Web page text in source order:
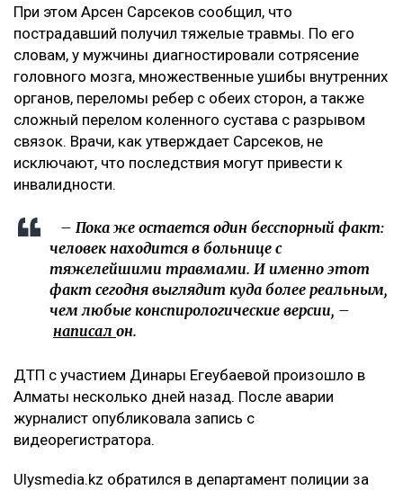
При этом Арсен Сарсеков сообщил, что
пострадавший получил тяжелые травмы. По его
словам, у мужчины диагностировали сотрясение
головного мозга, множественные ушибы внутренних
органов, переломы ребер с обеих сторон, а также
сложный перелом коленного сустава с разрывом
связок. Врачи, как утверждает Сарсеков, не
исключают, что последствия могут привести к
инвалидности.
– Пока же остается один бесспорный факт:
человек находится в больнице с
тяжелейшими травмами. И именно этот
факт сегодня выглядит куда более реальным,
чем любые конспирологические версии, –
написал он.
ДТП с участием Динары Егеубаевой произошло в
Алматы несколько дней назад. После аварии
журналист опубликовала запись с
видеорегистратора.
Ulysmedia.kz обратился в департамент полиции за